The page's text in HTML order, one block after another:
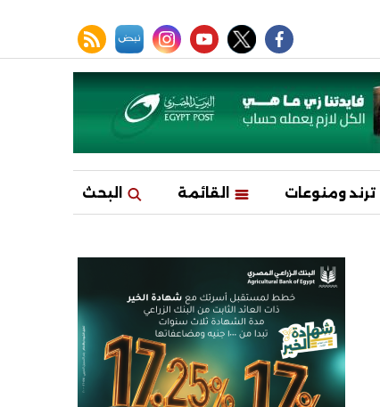
facebook
twitter
youtube
instagram
نبض rss feed
ترند ومنوعات القائمة البحث